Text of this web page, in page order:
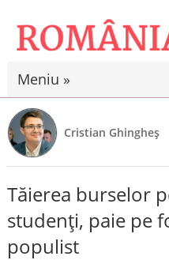
Meniu »
Cristian Ghingheș
Tăierea burselor
studenți, paie pe
populist